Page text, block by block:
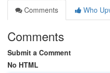
Comments
Who
Comments
Submit a Comment
No HTML